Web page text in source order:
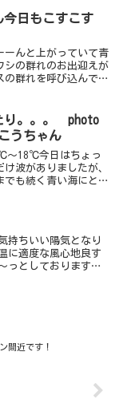
今日もこすこす
ーんと上がっていて青
シの群れのお出迎えが
の群れを呼び込んでい
り。。。 photo
うちゃん
～18℃今日はちょっ
波がありましたが、
でも続く青い海にとっ
持ちいい陽気となり
に適度な風心地良す
っとしております、
間近です！